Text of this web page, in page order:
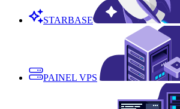
STARBASE
PAINEL VPS